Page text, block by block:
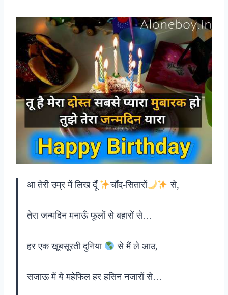
आ तेरी उम्र में लिख दूँ चाँद-सितारों से,
तेरा जन्मदिन मनाऊँ फूलों से बहारों से…
हर एक खूबसूरती दुनिया से मैं ले आउ,
सजाऊ में ये महेफिल हर हसिन नजारों से…